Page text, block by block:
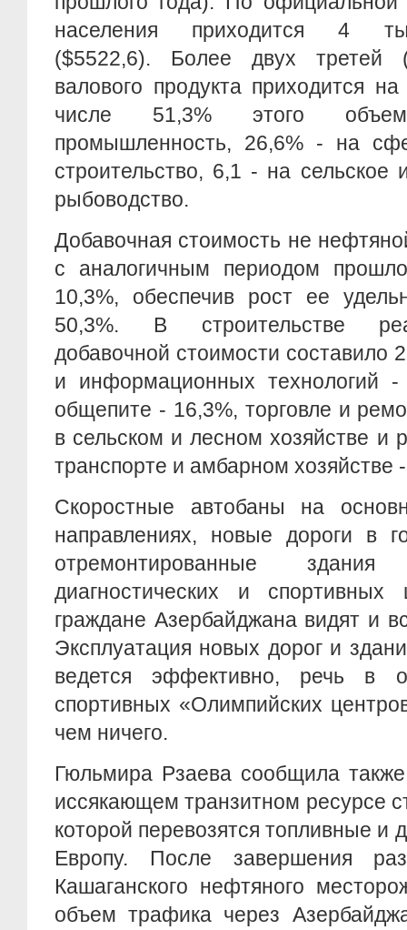
населения приходится 4
($5522,6). Более двух третей
валового продукта приходится
числе 51,3% этого
промышленность, 26,6% - на
строительство, 6,1 - на сельское
рыбоводство.
Добавочная стоимость не
с аналогичным периодом
10,3%, обеспечив рост ее
50,3%. В строительстве
добавочной стоимости составило
и информационных технологий
общепите - 16,3%, торговле и
в сельском и лесном хозяйстве и
транспорте и амбарном хозяйстве
Скоростные автобаны на
направлениях, новые дороги в
отремонтированные
диагностических и
граждане Азербайджана видят и
Эксплуатация новых дорог и
ведется эффективно, речь в
спортивных «Олимпийских
чем ничего.
Гюльмира Рзаева сообщила
иссякающем транзитном ресурсе
которой перевозятся топливные и
Европу. После завершения
Кашаганского нефтяного
объем трафика через